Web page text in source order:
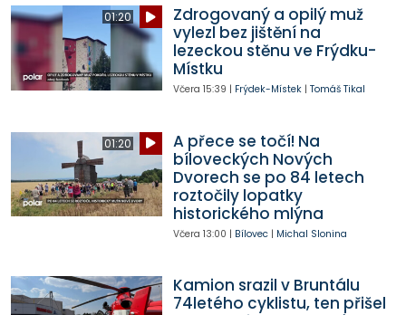
01:20
Zdrogovaný a opilý muž
vylezl bez jištění na
lezeckou stěnu ve Frýdku-
Místku
Včera 15:39 | Frýdek-Místek| Tomáš Tikal
01:20
A přece se točí! Na
bíloveckých Nových
Dvorech se po 84 letech
roztočily lopatky
historického mlýna
Včera 13:00 | Bílovec| Michal Slonina
Kamion srazil v Bruntálu
74letého cyklistu, ten přišel